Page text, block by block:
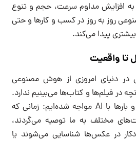
به افزایش مداوم سرعت، حجم و تنوع
روز به روز در کسب و کارها و حتی
پیدا می‌کند.
واقعیت
در دنیای امروزی از هوش مصنوعی
در فیلم‌ها و کتاب‌ها می‌بینیم ندارد.
در زندگی واقعی، ما بارها و بارها با AI مواجه شده‌ایم: زمانی که
مختلف به ما توصیه می‌گردند،
در عکس‌ها شناسایی می‌شوند یا